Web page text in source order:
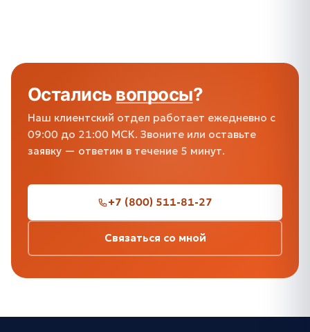
Осталисьвопросы?
Наш клиентский отдел работает ежедневно с
09:00 до 21:00 МСК. Звоните или оставьте
заявку — ответим в течение 5 минут.
+7 (800) 511-81-27
Связаться со мной